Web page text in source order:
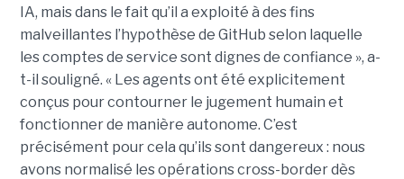
IA, mais dans le fait qu’il a exploité à des fins
malveillantes l’hypothèse de GitHub selon laquelle
les comptes de service sont dignes de confiance », a-
t-il souligné. « Les agents ont été explicitement
conçus pour contourner le jugement humain et
fonctionner de manière autonome. C’est
précisément pour cela qu’ils sont dangereux : nous
avons normalisé les opérations cross-border dès